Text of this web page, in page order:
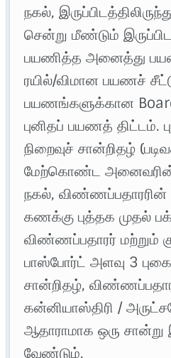
நகல்,
சென்று மீண்டும்
பயணித்த அனைத்து
ரயில்/விமான பயணச்
பயணங்களுக்கான
புனிதப் பயணத் திட்டம்.
நிறைவுச் சான்றிதழ்
மேற்கொண்ட
நகல், விண்ணப்பதாரரின்
கணக்கு புத்தக முதல்
விண்ணப்பதாரர் மற்றும்
பாஸ்போர்ட் அளவு 3
சான்றிதழ்,
கன்னியாஸ்திரி /
ஆதாராமாக ஒரு
வேண்டும்.